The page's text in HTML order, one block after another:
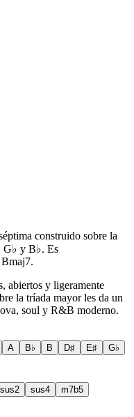
construido sobre la
G♭ y B♭. Es
abiertos y ligeramente
la tríada mayor les da un
soul y R&B moderno.
A B♭ B D♯ E♯
G♭
sus2 sus4 m7b5